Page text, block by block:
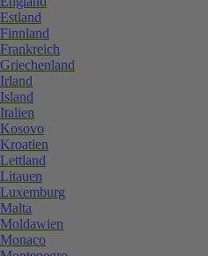
Estland
Finnland
Frankreich
Griechenland
Irland
Island
Italien
Kosovo
Kroatien
Lettland
Litauen
Luxemburg
Malta
Moldawien
Monaco